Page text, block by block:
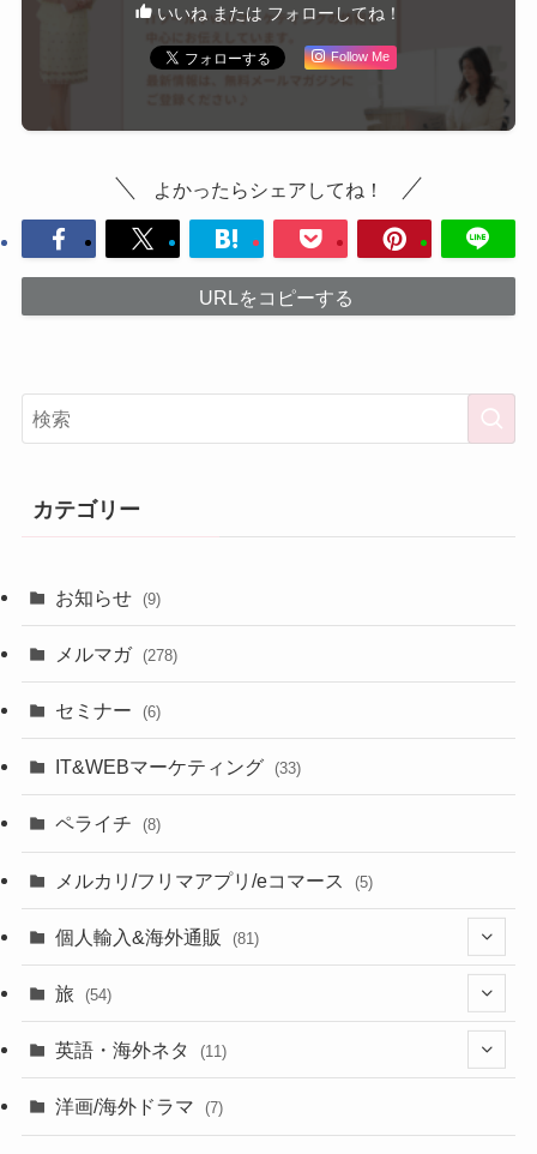
いいね または フォローしてね！
Follow Me
よかったらシェアしてね！
URLをコピーする
カテゴリー
お知らせ (9)
メルマガ (278)
セミナー (6)
IT&WEBマーケティング (33)
ペライチ (8)
メルカリ/フリマアプリ/eコマース (5)
個人輸入&海外通販 (81)
旅 (54)
(43)
(6)
英語・海外ネタ (11)
洋画/海外ドラマ (7)